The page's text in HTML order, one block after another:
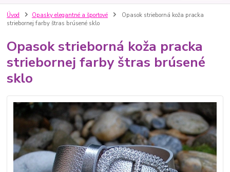
Úvod Opasky elegantné a športové
Opasok strieborná koža pracka
striebornej farby štras brúsené sklo
Opasok strieborná koža pracka
striebornej farby štras brúsené
sklo